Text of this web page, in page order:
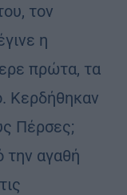
τον
η
πρώτα, τα
Κερδήθηκαν
Πέρσες;
την αγαθή